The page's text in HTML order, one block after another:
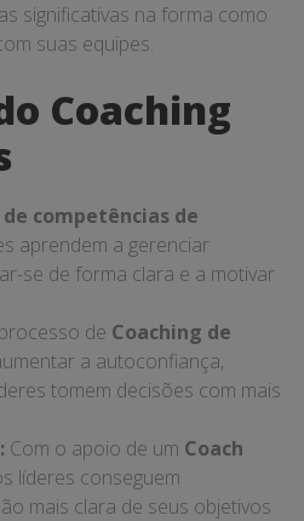
significativas na forma como
suas equipes.
Coaching
competências de
aprendem a gerenciar
se de forma clara e a motivar
de Coaching de
a autoconfiança,
tomem decisões com mais
Com o apoio de um Coach
líderes conseguem
mais clara de seus objetivos